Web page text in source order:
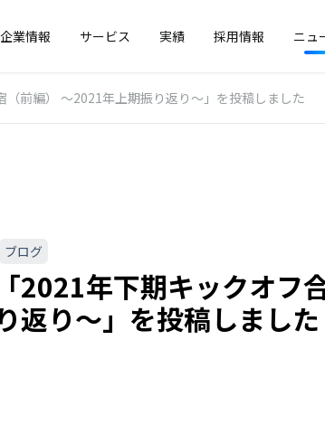
企業情報 サービス 実績 採用情報 ニュ
前編） 〜2021年上期振り返り〜」を投稿しました
ブログ
2021年下期キックオフ
返り〜」を投稿しました